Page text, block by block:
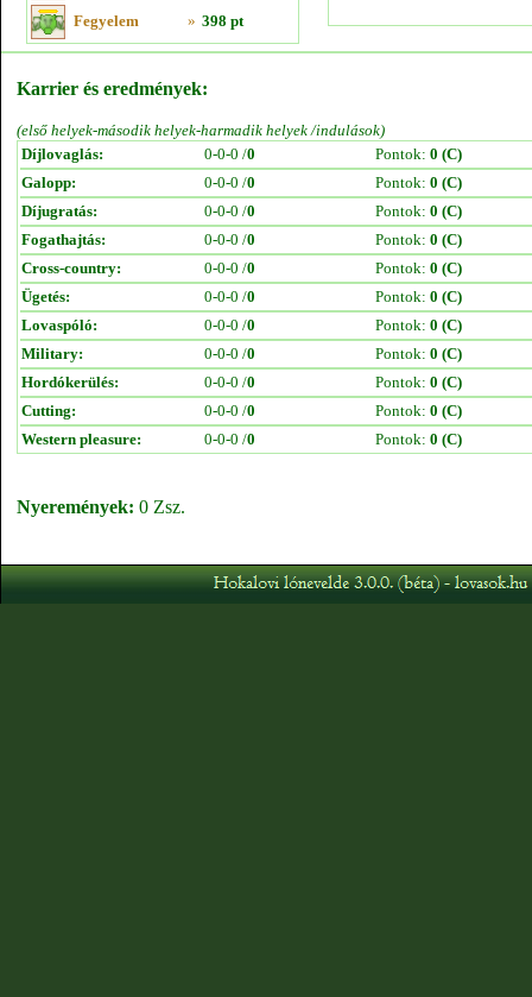
Fegyelem » 398 pt
Karrier és eredmények:
(első helyek-második helyek-harmadik helyek /indulások)
Díjlovaglás:
0-0-0 /0 Pontok: 0 (C)
Galopp:
0-0-0 /0 Pontok: 0 (C)
Díjugratás:
0-0-0 /0 Pontok: 0 (C)
Fogathajtás:
0-0-0 /0 Pontok: 0 (C)
Cross-country:
0-0-0 /0 Pontok: 0 (C)
Ügetés:
0-0-0 /0 Pontok: 0 (C)
Lovaspóló:
0-0-0 /0 Pontok: 0 (C)
Military:
0-0-0 /0 Pontok: 0 (C)
Hordókerülés:
0-0-0 /0 Pontok: 0 (C)
Cutting:
0-0-0 /0 Pontok: 0 (C)
Western pleasure:
0-0-0 /0 Pontok: 0 (C)
Nyeremények: 0 Zsz.